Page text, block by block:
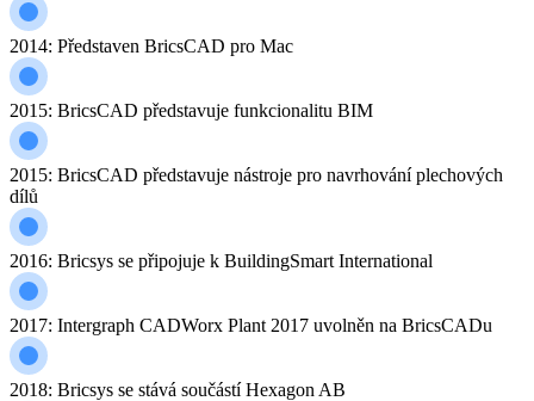
2014: Představen BricsCAD pro Mac
2015: BricsCAD představuje funkcionalitu BIM
2015: BricsCAD představuje nástroje pro navrhování plechových
dílů
2016: Bricsys se připojuje k BuildingSmart International
2017: Intergraph CADWorx Plant 2017 uvolněn na BricsCADu
2018: Bricsys se stává součástí Hexagon AB